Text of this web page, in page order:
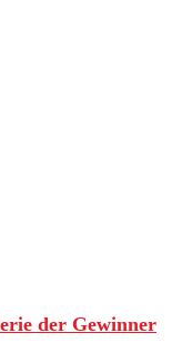
der Gewinner